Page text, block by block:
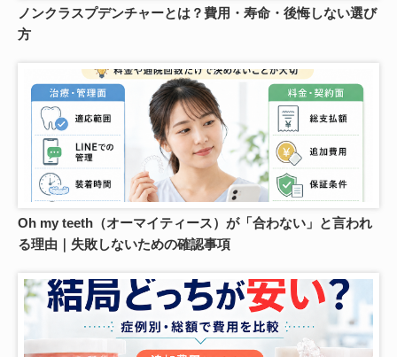
ノンクラスプデンチャーとは？費用・寿命・後悔しない選び
方
Oh my teeth（オーマイティース）が「合わない」と言われ
る理由｜失敗しないための確認事項